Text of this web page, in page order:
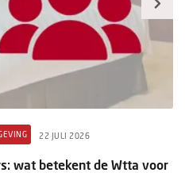
22 JULI 2026
wat betekent de Wtta voor